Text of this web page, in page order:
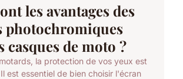
les avantages des
photochromiques
casques de moto ?
la protection de vos yeux est
est essentiel de bien choisir l'écran